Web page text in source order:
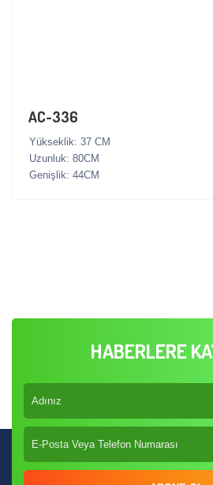
AC-336
Yükseklik: 37 CM
Uzunluk: 80CM
Genişlik: 44CM
HABERLERE